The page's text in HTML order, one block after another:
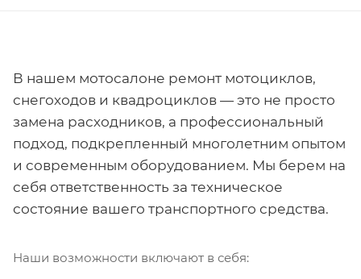
В нашем мотосалоне ремонт мотоциклов,
снегоходов и квадроциклов — это не просто
замена расходников, а профессиональный
подход, подкрепленный многолетним опытом
и современным оборудованием. Мы берем на
себя ответственность за техническое
состояние вашего транспортного средства.
Наши возможности включают в себя: